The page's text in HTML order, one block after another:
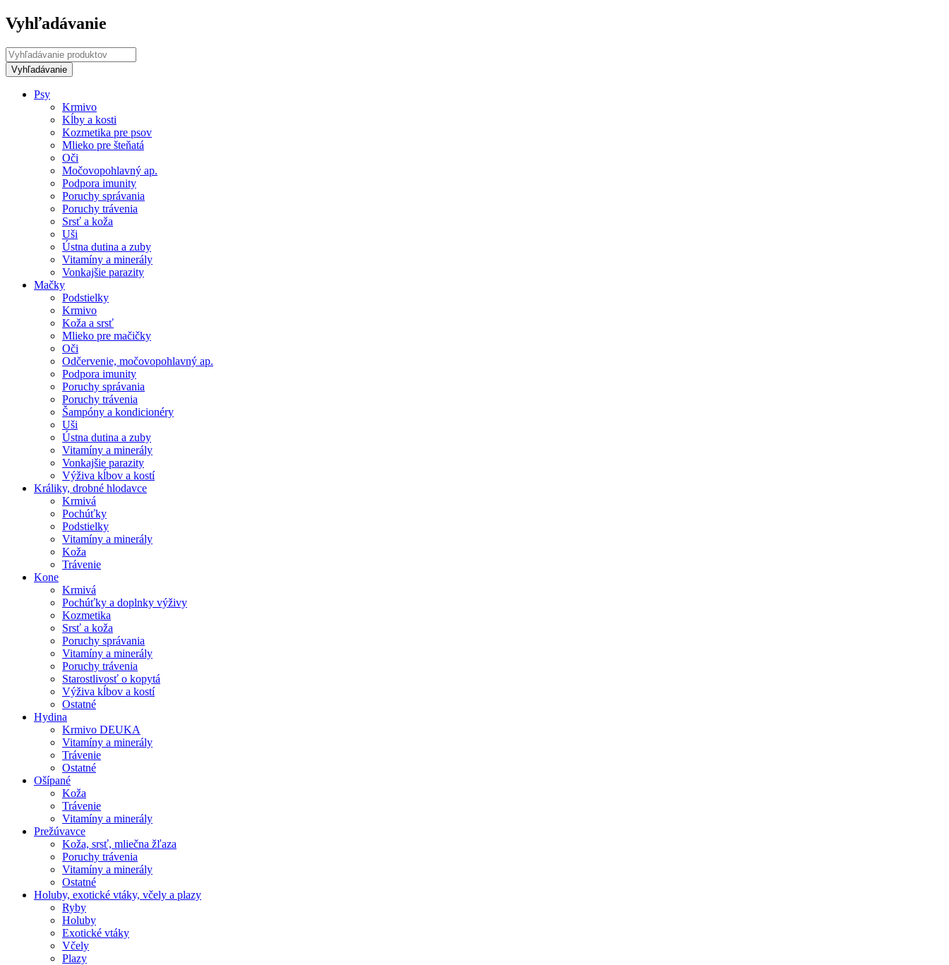
Vyhľadávanie
Psy
Krmivo
Kĺby a kosti
Kozmetika pre psov
Mlieko pre šteňatá
Oči
Močovopohlavný ap.
Podpora imunity
Poruchy správania
Poruchy trávenia
Srsť a koža
Uši
Ústna dutina a zuby
Vitamíny a minerály
Vonkajšie parazity
Mačky
Podstielky
Krmivo
Koža a srsť
Mlieko pre mačičky
Oči
Odčervenie, močovopohlavný ap.
Podpora imunity
Poruchy správania
Poruchy trávenia
Šampóny a kondicionéry
Uši
Ústna dutina a zuby
Vitamíny a minerály
Vonkajšie parazity
Výživa kĺbov a kostí
Králiky, drobné hlodavce
Krmivá
Pochúťky
Podstielky
Vitamíny a minerály
Koža
Trávenie
Kone
Krmivá
Pochúťky a doplnky výživy
Kozmetika
Srsť a koža
Poruchy správania
Vitamíny a minerály
Poruchy trávenia
Starostlivosť o kopytá
Výživa kĺbov a kostí
Ostatné
Hydina
Krmivo DEUKA
Vitamíny a minerály
Trávenie
Ostatné
Ošípané
Koža
Trávenie
Vitamíny a minerály
Prežúvavce
Koža, srsť, mliečna žľaza
Poruchy trávenia
Vitamíny a minerály
Ostatné
Holuby, exotické vtáky, včely a plazy
Ryby
Holuby
Exotické vtáky
Včely
Plazy